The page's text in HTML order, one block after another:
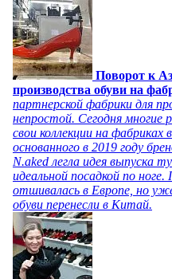
Поворот к
производства обуви на
партнерской фабрики для
непростой. Сегодня
свои коллекции на
основанного в 2019 году
N.aked легла идея выпуска
идеальной посадкой по ноге.
отшивалась в Европе, но
обуви перенесли в Китай.